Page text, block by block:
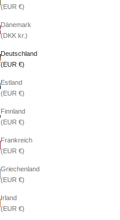
(EUR €)
Dänemark
(DKK kr.)
Deutschland
(EUR €)
Estland
(EUR €)
Finnland
(EUR €)
Frankreich
(EUR €)
Griechenland
(EUR €)
Irland
(EUR €)